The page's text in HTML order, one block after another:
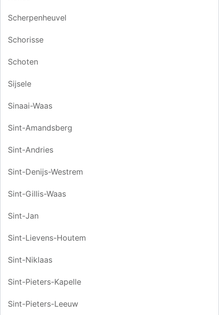
Scherpenheuvel
Schorisse
Schoten
Sijsele
Sinaai-Waas
Sint-Amandsberg
Sint-Andries
Sint-Denijs-Westrem
Sint-Gillis-Waas
Sint-Jan
Sint-Lievens-Houtem
Sint-Niklaas
Sint-Pieters-Kapelle
Sint-Pieters-Leeuw